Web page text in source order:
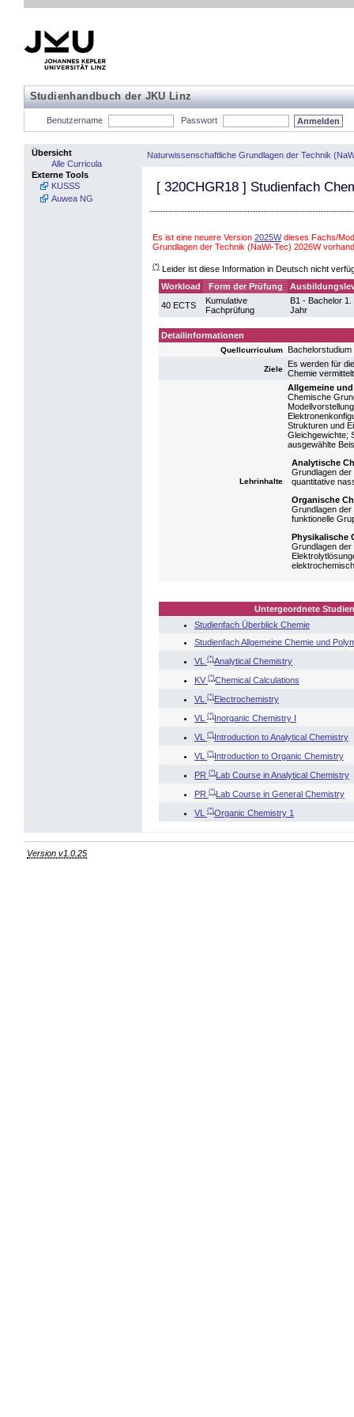
Studienhandbuch der JKU Linz
Benutzername Passwort
Übersicht
Alle Curricula
Externe Tools
KUSSS
Auwea NG
Naturwissenschaftliche Grundlagen der Technik
[ 320CHGR18 ] Studienfach
Es ist eine neuere Version 2025Wdieses Fachs/
Grundlagen der Technik (NaWi-Tec) 2026W
(*) Leider ist diese Information in Deutsch nicht
Workload
Form der Prüfung
40 ECTS
Kumulative
Fachprüfung
B1 - Bachelor 1.
Jahr
Detailinformationen
Quellcurriculum
Ziele
Es werden für
Chemie
Lehrinhalte
Allgemeine
Chemische
Strukturen und
Gleichgewichte;
ausgewählte
Analytische
Grundlagen der
quantitative
Organische
Grundlagen
funktionelle
Physikalische
Grundlagen
Untergeordnete
Studienfach Überblick Chemie
Studienfach Allgemeine Chemie und
VL
(*)Analytical Chemistry
KV (*)Chemical Calculations
VL
(*)Electrochemistry
VL
(*)Inorganic Chemistry I
VL
(*)Introduction to Analytical Chemistry
VL
(*)Introduction to Organic Chemistry
PR (*)Lab Course in Analytical Chemistry
PR (*)Lab Course in General Chemistry
VL
(*)Organic Chemistry 1
Version v1.0.25